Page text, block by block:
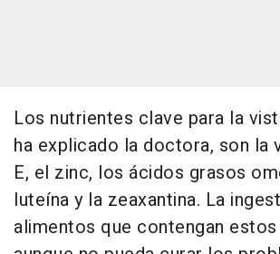
Los nutrientes clave para la
ha explicado la doctora, son la
E, el zinc, los ácidos grasos
luteína y la zeaxantina. La
alimentos que contengan